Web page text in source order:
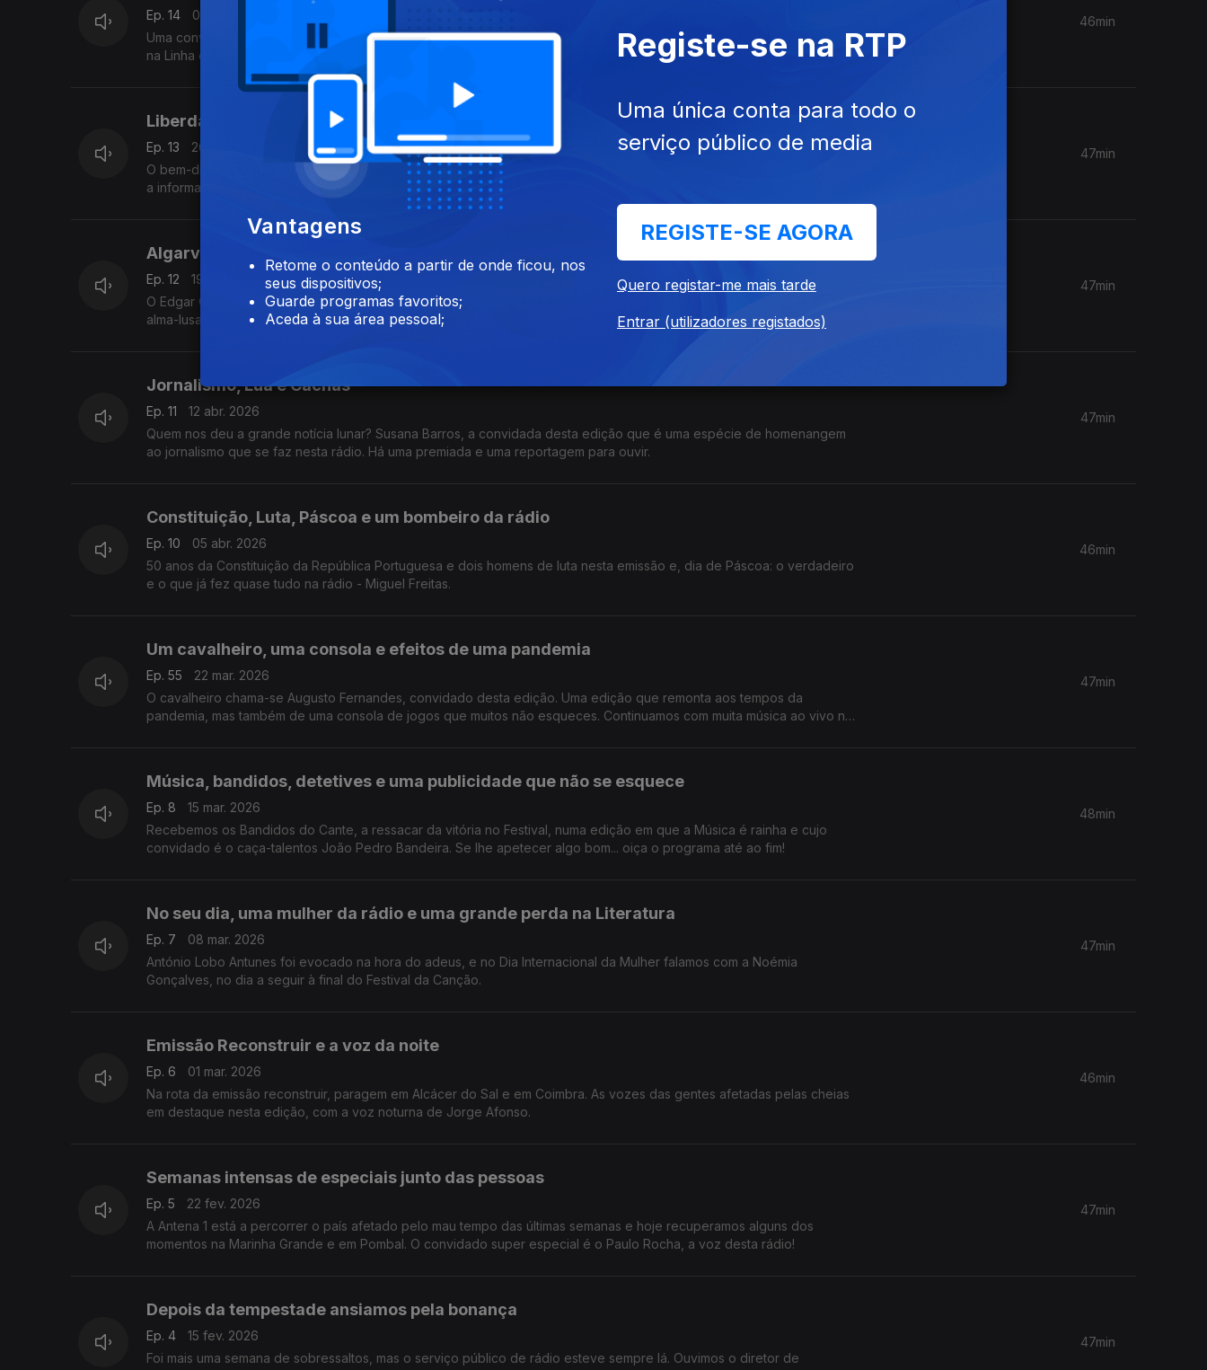
Ep. 14
03 mai. 2026
Uma convidada intimada a falar sobre a mãe, a Andreia Rocha - do alto do Post de Vigia - e a Carina a fazer de Jorge
na Linha do Tempo desta semana, no feminino. Temos PTRR e temos uma canção, entre outras, que o vai fazer
46min
Liberdade, leis laborais, música com prémios e um bem-disposto
Ep. 13
26 abr. 2026
O bem-disposto é o Rui Santos, convidado desta edição, a música com prémios são os Play, claro! A lei laboral domina
a informação e a Liberdade celebrou-se ontem.
47min
Algarve no coração e muita música ao vivo
Ep. 12
19 abr. 2026
O Edgar Canelas bem podia ser promovido a embaixador do Algarve. Nesta edição fala da terra que ama e do fado-
alma-lusa. Temos ainda um Papa assertivo e um kiss com 3 objetivos.
47min
Jornalismo, Lua e Cachas
Ep. 11
12 abr. 2026
Quem nos deu a grande notícia lunar? Susana Barros, a convidada desta edição que é uma espécie de homenangem
ao jornalismo que se faz nesta rádio. Há uma premiada e uma reportagem para ouvir.
47min
Constituição, Luta, Páscoa e um bombeiro da rádio
Ep. 10
05 abr. 2026
50 anos da Constituição da República Portuguesa e dois homens de luta nesta emissão e, dia de Páscoa: o verdadeiro
e o que já fez quase tudo na rádio - Miguel Freitas.
46min
Um cavalheiro, uma consola e efeitos de uma pandemia
Ep. 55
22 mar. 2026
O cavalheiro chama-se Augusto Fernandes, convidado desta edição. Uma edição que remonta aos tempos da
pandemia, mas também de uma consola de jogos que muitos não esqueces. Continuamos com muita música ao vivo na
47min
Música, bandidos, detetives e uma publicidade que não se esquece
Ep. 8
15 mar. 2026
Recebemos os Bandidos do Cante, a ressacar da vitória no Festival, numa edição em que a Música é rainha e cujo
convidado é o caça-talentos João Pedro Bandeira. Se lhe apetecer algo bom... oiça o programa até ao fim!
48min
No seu dia, uma mulher da rádio e uma grande perda na Literatura
Ep. 7
08 mar. 2026
António Lobo Antunes foi evocado na hora do adeus, e no Dia Internacional da Mulher falamos com a Noémia
Gonçalves, no dia a seguir à final do Festival da Canção.
47min
Emissão Reconstruir e a voz da noite
Ep. 6
01 mar. 2026
Na rota da emissão reconstruir, paragem em Alcácer do Sal e em Coimbra. As vozes das gentes afetadas pelas cheias
em destaque nesta edição, com a voz noturna de Jorge Afonso.
46min
Semanas intensas de especiais junto das pessoas
Ep. 5
22 fev. 2026
A Antena 1 está a percorrer o país afetado pelo mau tempo das últimas semanas e hoje recuperamos alguns dos
momentos na Marinha Grande e em Pombal. O convidado super especial é o Paulo Rocha, a voz desta rádio!
47min
Depois da tempestade ansiamos pela bonança
Ep. 4
15 fev. 2026
Foi mais uma semana de sobressaltos, mas o serviço público de rádio esteve sempre lá. Ouvimos o diretor de
47min
Vantagens
Retome o conteúdo a partir de onde ficou, nos
seus dispositivos;
Guarde programas favoritos;
Aceda à sua área pessoal;
Registe-se na RTP
Uma única conta para todo o
serviço público de media
REGISTE-SE AGORA
Quero registar-me mais tarde
Entrar (utilizadores registados)